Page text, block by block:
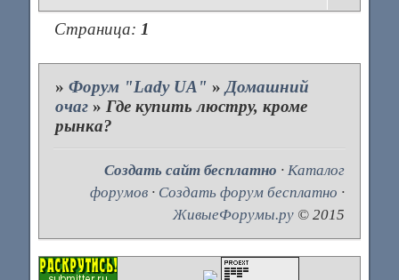
Страница:1
»Форум "Lady UA" » Домашний
очаг » Где купить люстру, кроме
рынка?
Создать сайт бесплатно ·Каталог
форумов · Создать форум бесплатно ·
ЖивыеФорумы.ру © 2015